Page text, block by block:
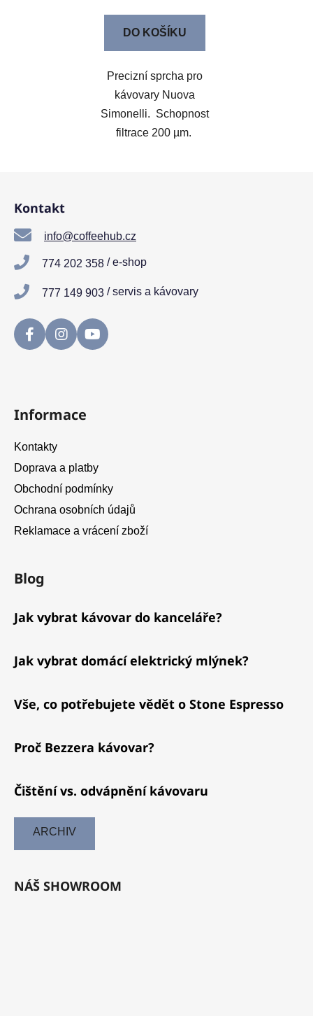
DO KOŠÍKU
Precizní sprcha pro
kávovary Nuova
Simonelli. Schopnost
filtrace 200 µm.
Kontakt
info@coffeehub.cz
774 202 358 / e-shop
777 149 903 / servis a kávovary
Informace
Kontakty
Doprava a platby
Obchodní podmínky
Ochrana osobních údajů
Reklamace a vrácení zboží
Blog
Jak vybrat kávovar do kanceláře?
Jak vybrat domácí elektrický mlýnek?
Vše, co potřebujete vědět o Stone Espresso
Proč Bezzera kávovar?
Čištění vs. odvápnění kávovaru
ARCHIV
NÁŠ SHOWROOM